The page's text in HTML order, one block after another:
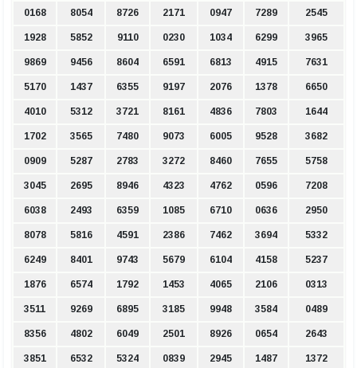
0168 8054 8726 2171 0947 7289 2545
1928 5852 9110 0230 1034 6299 3965
9869 9456 8604 6591 6813 4915 7631
5170 1437 6355 9197 2076 1378 6650
4010 5312 3721 8161 4836 7803 1644
1702 3565 7480 9073 6005 9528 3682
0909 5287 2783 3272 8460 7655 5758
3045 2695 8946 4323 4762 0596 7208
6038 2493 6359 1085 6710 0636 2950
8078 5816 4591 2386 7462 3694 5332
6249 8401 9743 5679 6104 4158 5237
1876 6574 1792 1453 4065 2106 0313
3511 9269 6895 3185 9948 3584 0489
8356 4802 6049 2501 8926 0654 2643
3851 6532 5324 0839 2945 1487 1372